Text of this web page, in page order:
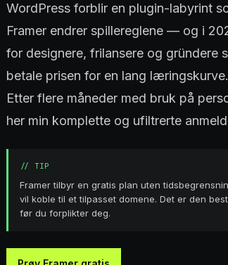
WordPress forblir en plugin-labyrint
Framer endrer spillereglene — og i
for designere, frilansere og gründere
betale prisen for en lang læringskurve.
Etter flere måneder med bruk på
her min komplette og ufiltrerte
// TIP
Framer tilbyr en gratis plan uten
vil koble til et tilpasset domene. Det er den
før du forplikter deg.